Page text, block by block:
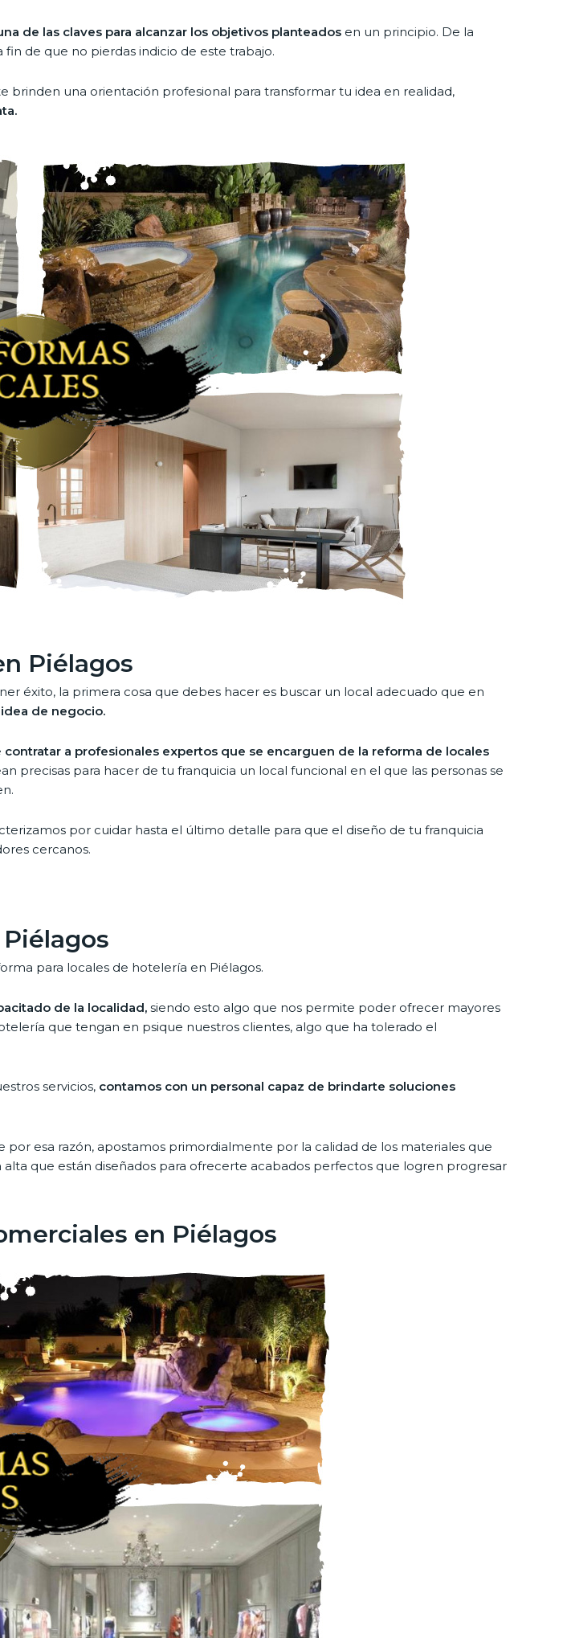
de las claves para alcanzar los objetivos planteados en un principio. De la
de que no pierdas indicio de este trabajo.
brinden una orientación profesional para transformar tu idea en realidad,
Piélagos
éxito, la primera cosa que debes hacer es buscar un local adecuado que en
de negocio.
contratar a profesionales expertos que se encarguen de la reforma de locales
precisas para hacer de tu franquicia un local funcional en el que las personas se
por cuidar hasta el último detalle para que el diseño de tu franquicia
cercanos.
para locales de hotelería en Piélagos.
de la localidad, siendo esto algo que nos permite poder ofrecer mayores
que tengan en psique nuestros clientes, algo que ha tolerado el
servicios, contamos con un personal capaz de brindarte soluciones
esa razón, apostamos primordialmente por la calidad de los materiales que
que están diseñados para ofrecerte acabados perfectos que logren progresar
en Piélagos